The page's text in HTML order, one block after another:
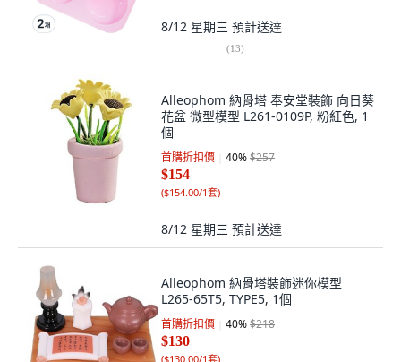
8/12 星期三 預計送達
(13)
Alleophom 納骨塔 奉安堂裝飾 向日葵
花盆 微型模型 L261-0109P, 粉紅色, 1
個
首購折扣價 40%$257
$154
($154.00/1套)
8/12 星期三 預計送達
Alleophom 納骨塔裝飾迷你模型
L265-65T5, TYPE5, 1個
首購折扣價 40%$218
$130
($130.00/1套)